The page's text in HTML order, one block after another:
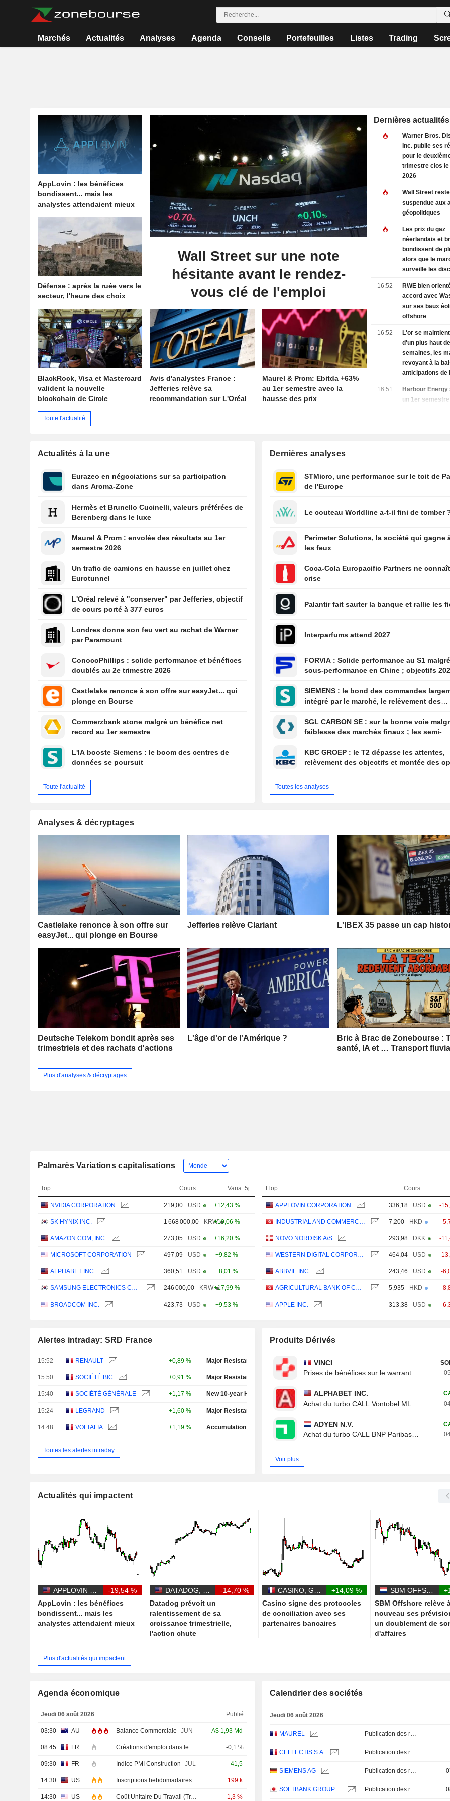
Marchés Actualités Analyses Agenda Conseils Portefeuilles Listes Trading
AppLovin : les bénéfices
bondissent... mais les
analystes attendaient mieux
Défense : après la ruée vers le
secteur, l'heure des choix
Wall Street sur une note
hésitante avant le rendez-
vous clé de l'emploi
BlackRock, Visa et Mastercard
valident la nouvelle
blockchain de Circle
Avis d'analystes France :
Jefferies relève sa
recommandation sur L'Oréal
Maurel & Prom: Ebitda +63%
au 1er semestre avec la
hausse des prix
Dernières actualités
Warner Bros.
Inc. publie ses
pour le
trimestre clos le
2026
Wall Street
suspendue aux
géopolitiques
Les prix du gaz
néerlandais et
bondissent de
alors que le
surveille les
l'Iran
16:52
RWE bien
accord avec
sur ses baux
offshore
16:52
L'or se
d'un plus haut
semaines, les
revoyant à la
anticipations de
16:51
Harbour Energy
un 1er semestre
d'affaires
d'EasyJet pour
16:47
Apollo rachète
Toute l'actualité
Actualités à la une
Eurazeo en négociations sur sa participation
dans Aroma-Zone
Hermès et Brunello Cucinelli, valeurs préférées de
Berenberg dans le luxe
Maurel & Prom : envolée des résultats au 1er
semestre 2026
Un trafic de camions en hausse en juillet chez
Eurotunnel
L'Oréal relevé à "conserver" par Jefferies, objectif
de cours porté à 377 euros
Londres donne son feu vert au rachat de Warner
par Paramount
ConocoPhillips : solide performance et bénéfices
doublés au 2e trimestre 2026
Castlelake renonce à son offre sur easyJet... qui
plonge en Bourse
Commerzbank atone malgré un bénéfice net
record au 1er semestre
L'IA booste Siemens : le boom des centres de
données se poursuit
Toute l'actualité
Dernières analyses
STMicro, une performance sur le toit de
de l'Europe
Le couteau Worldline a-t-il fini de tomber
Perimeter Solutions, la société qui gagne
les feux
Coca-Cola Europacific Partners ne
crise
Palantir fait sauter la banque et rallie les
Interparfums attend 2027
FORVIA : Solide performance au S1 malgré la
sous-performance en Chine ; objectifs
SIEMENS : le bond des commandes largement
intégré par le marché, le relèvement des
valorisations actuelles
SGL CARBON SE : sur la bonne voie malgré la
faiblesse des marchés finaux ; les semi-
croissance
KBC GROEP : le T2 dépasse les attentes,
relèvement des objectifs et montée des
Toutes les analyses
Analyses & décryptages
Castlelake renonce à son offre sur
easyJet... qui plonge en Bourse
Jefferies relève Clariant L'IBEX 35 passe un cap
Deutsche Telekom bondit après ses
trimestriels et des rachats d'actions
L'âge d'or de l'Amérique ?
Bric à Brac de Zonebourse :
santé, IA et … Transport fluvial
Plus d'analyses & décryptages
Palmarès Variations capitalisations
Top Cours Varia. 5j.
NVIDIA CORPORATION 219,00 USD +12,43 %
SK HYNIX INC. 1 668 000,00 KRW+19,06 %
AMAZON.COM, INC. 273,05 USD +16,20 %
MICROSOFT CORPORATION 497,09 USD +9,82 %
ALPHABET INC. 360,51 USD +8,01 %
SAMSUNG ELECTRONICS CO., LTD. 246 000,00 KRW+17,99 %
BROADCOM INC. 423,73 USD +9,53 %
Flop Cours
APPLOVIN CORPORATION 336,18 USD -
INDUSTRIAL AND COMMERCIAL BANK OF CHINA LIMITED 7,200 HKD -
NOVO NORDISK A/S 293,98 DKK -
WESTERN DIGITAL CORPORATION 464,04 USD -
ABBVIE INC. 243,46 USD -
AGRICULTURAL BANK OF CHINA LIMITED 5,935 HKD -
APPLE INC. 313,38 USD -
Alertes intraday: SRD France
15:52 RENAULT +0,89 % Major Resistance Test
15:50 SOCIÉTÉ BIC +0,91 % Major Resistance Test
15:40 SOCIÉTÉ GÉNÉRALE +1,17 % New 10-year High
15:24 LEGRAND +1,60 % Major Resistance Test
14:48 VOLTALIA +1,19 % Accumulation Phase
Toutes les alertes intraday
Produits Dérivés
VINCI
Prises de bénéfices sur le warrant CALL
ALPHABET INC.
Achat du turbo CALL Vontobel ML19V
ADYEN N.V.
Achat du turbo CALL BNP Paribas 788XB
Voir plus
Actualités qui impactent
-19,54 %
AppLovin : les bénéfices
bondissent... mais les
analystes attendaient mieux
-14,70 %
Datadog prévoit un
ralentissement de sa
croissance trimestrielle,
l'action chute
+14,09 %
Casino signe des protocoles
de conciliation avec ses
partenaires bancaires
SBM OFFSHORE N.V.
SBM Offshore relève
nouveau ses
un doublement de
d'affaires
Plus d'actualités qui impactent
Agenda économique
Jeudi 06 août 2026 Publié
03:30 AU Balance Commerciale JUN A$ 1,93 Md
08:45 FR Créations d'emploi dans le secteur privé non agricole (Trimestriel) -0,1 %
09:30 FR Indice PMI Construction JUL 41,5
14:30 US Inscriptions hebdomadaires au chômage AUG/01
199 k
14:30 US Coût Unitaire Du Travail (Trimestriel)Prél Q2
1,3 %
Calendrier des sociétés
Jeudi 06 août 2026
MAUREL Publication des résultats - Q2 2026
CELLECTIS S.A. Publication des résultats - Q2 2026
SIEMENS AG Publication des résultats - Q3 2026
SOFTBANK GROUP CORP. Publication des résultats - Q1 2027